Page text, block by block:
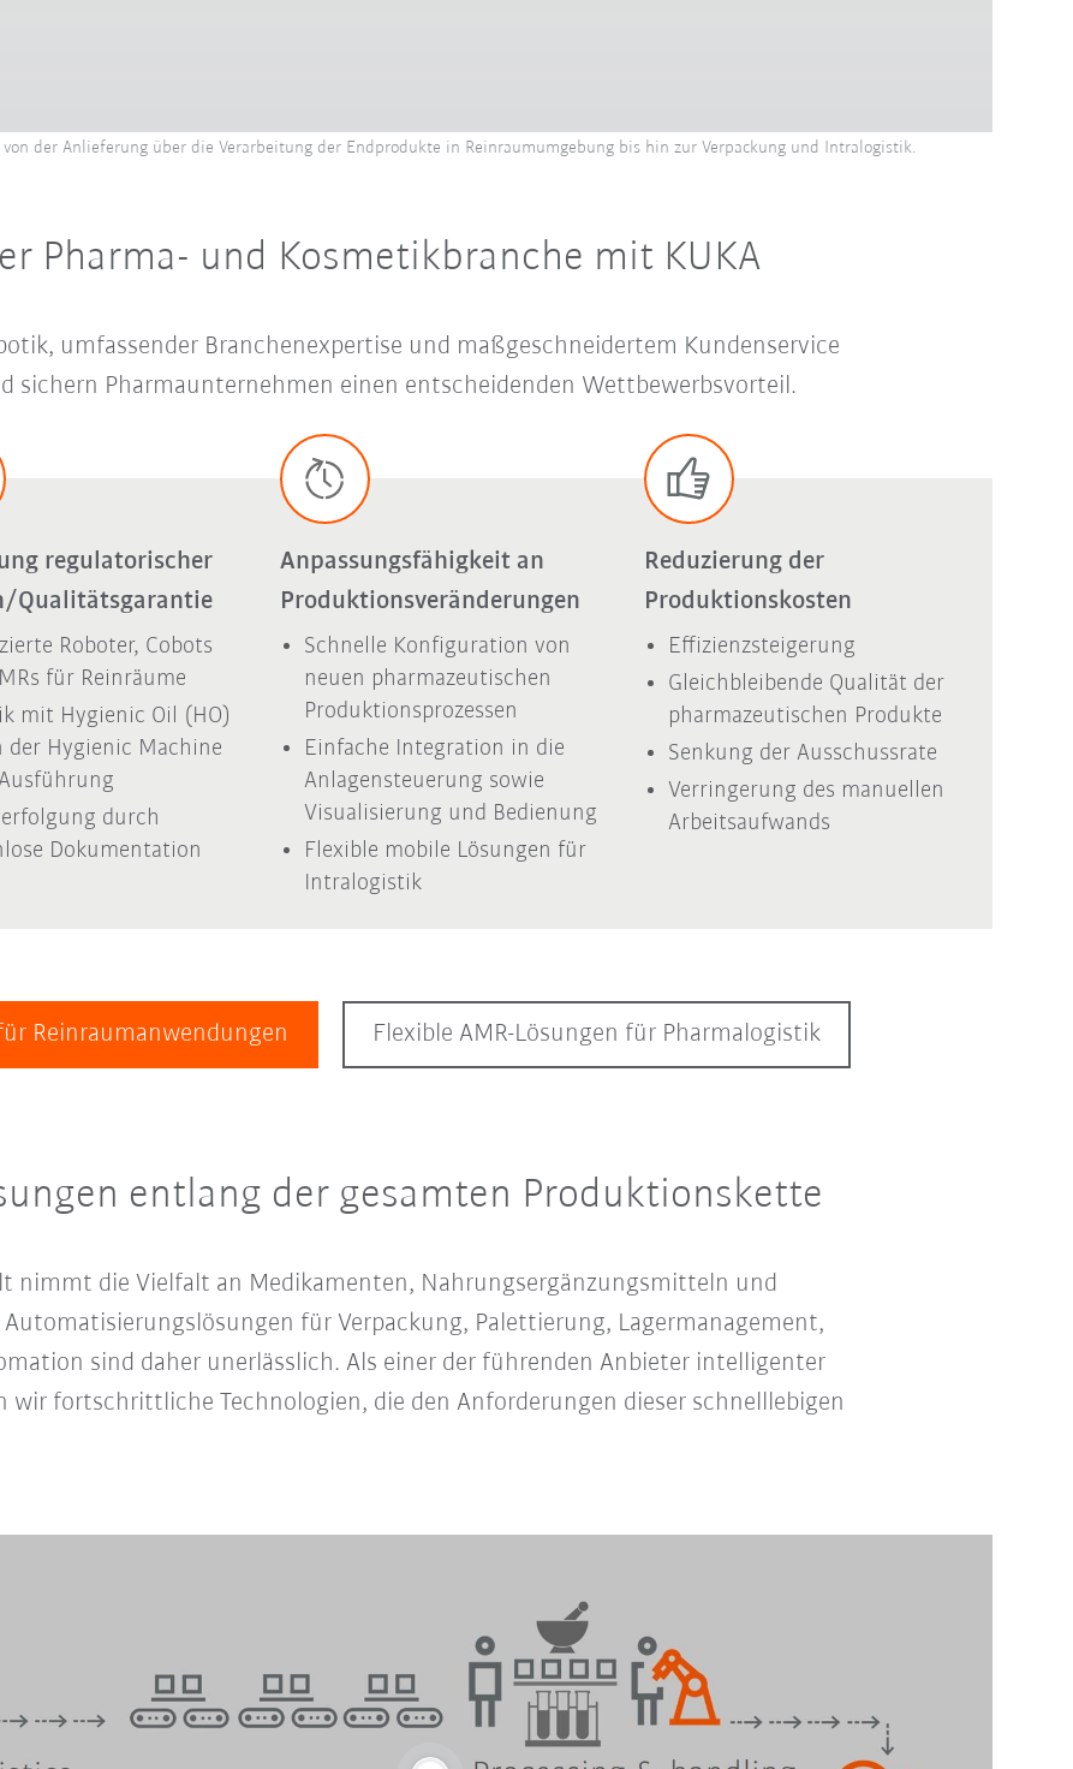
der Anlieferung über die Verarbeitung der Endprodukte in Reinraumumgebung bis hin zur Verpackung und Intralogistik.
Pharma- und Kosmetikbranche mit KUKA
umfassender Branchenexpertise und maßgeschneidertem Kundenservice
sichern Pharmaunternehmen einen entscheidenden Wettbewerbsvorteil.
regulatorischer
Qualitätsgarantie
Roboter, Cobots
für Reinräume
mit Hygienic Oil (HO)
der Hygienic Machine
durch
Dokumentation
Anpassungsfähigkeit an
Produktionsveränderungen
Schnelle Konfiguration von
neuen pharmazeutischen
Produktionsprozessen
Einfache Integration in die
Anlagensteuerung sowie
Visualisierung und Bedienung
Flexible mobile Lösungen für
Intralogistik
Reduzierung der
Produktionskosten
Effizienzsteigerung
Gleichbleibende Qualität der
pharmazeutischen Produkte
Senkung der Ausschussrate
Verringerung des manuellen
Arbeitsaufwands
Reinraumanwendungen Flexible AMR-Lösungen für Pharmalogistik
entlang der gesamten Produktionskette
nimmt die Vielfalt an Medikamenten, Nahrungsergänzungsmitteln und
für Verpackung, Palettierung, Lagermanagement,
sind daher unerlässlich. Als einer der führenden Anbieter intelligenter
fortschrittliche Technologien, die den Anforderungen dieser schnelllebigen